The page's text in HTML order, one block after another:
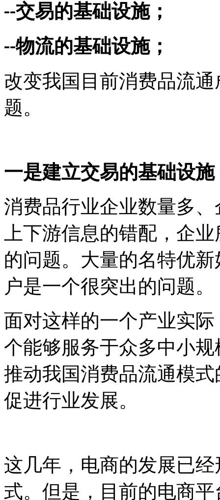
--交易的基础设施；
--物流的基础设施；
改变我国目前消费品流
题。
一是建立交易的基础设施
消费品行业企业数量多
上下游信息的错配，企
的问题。大量的名特优
户是一个很突出的问题。
面对这样的一个产业实
个能够服务于众多中小
推动我国消费品流通模
促进行业发展。
这几年，电商的发展已
式。但是，目前的电商